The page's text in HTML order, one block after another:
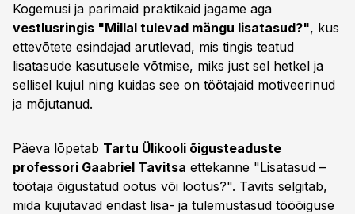
Kogemusi ja parimaid praktikaid jagame aga
vestlusringis "Millal tulevad mängu lisatasud?", kus
ettevõtete esindajad arutlevad, mis tingis teatud
lisatasude kasutusele võtmise, miks just sel hetkel ja
sellisel kujul ning kuidas see on töötajaid motiveerinud
ja mõjutanud.
Päeva lõpetab Tartu Ülikooli õigusteaduste
professori Gaabriel Tavitsa ettekanne "Lisatasud –
töötaja õigustatud ootus või lootus?". Tavits selgitab,
mida kujutavad endast lisa- ja tulemustasud tööõiguse